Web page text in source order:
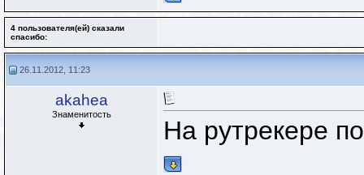
4 пользователя(ей) сказали
cпасибо:
26.11.2012, 11:23
akahea
Знаменитость
На рутрекере